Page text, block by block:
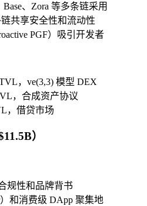
、Zora 等多条链采用
链共享安全性和流动性
PGF）吸引开发者
，ve(3,3) 模型 DEX
，合成资产协议
，借贷市场
）
规性和品牌背书
和消费级 DApp 聚集地